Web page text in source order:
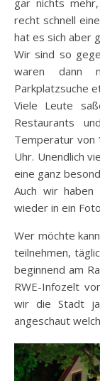
gar nichts
recht schnell
hat es sich aber
Wir sind so
waren dann
Parkplatzsuche
Viele Leute
Restaurants
Temperatur von
Uhr. Unendlich
eine ganz
Auch wir haben
wieder in ein
Wer möchte
teilnehmen,
beginnend am
RWE-Infozelt
wir die Stadt
angeschaut